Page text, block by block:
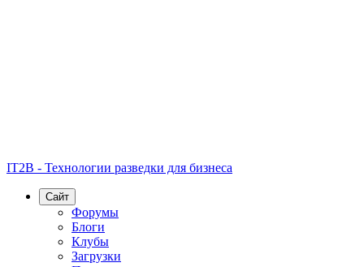
IT2B - Технологии разведки для бизнеса
Сайт
Форумы
Блоги
Клубы
Загрузки